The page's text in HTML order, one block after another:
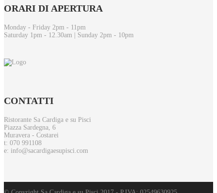
ORARI DI APERTURA
Monday - Friday 2pm - 11pm
Saturday 1pm - 12.30am | Sunday 2pm - 10pm
CONTATTI
Ristorante Sa Cardiga e su Pisci
Piazza Sardegna, 6
Muravera - Costarei
t: 070 991108
e: info@sacardigaesupisci.com